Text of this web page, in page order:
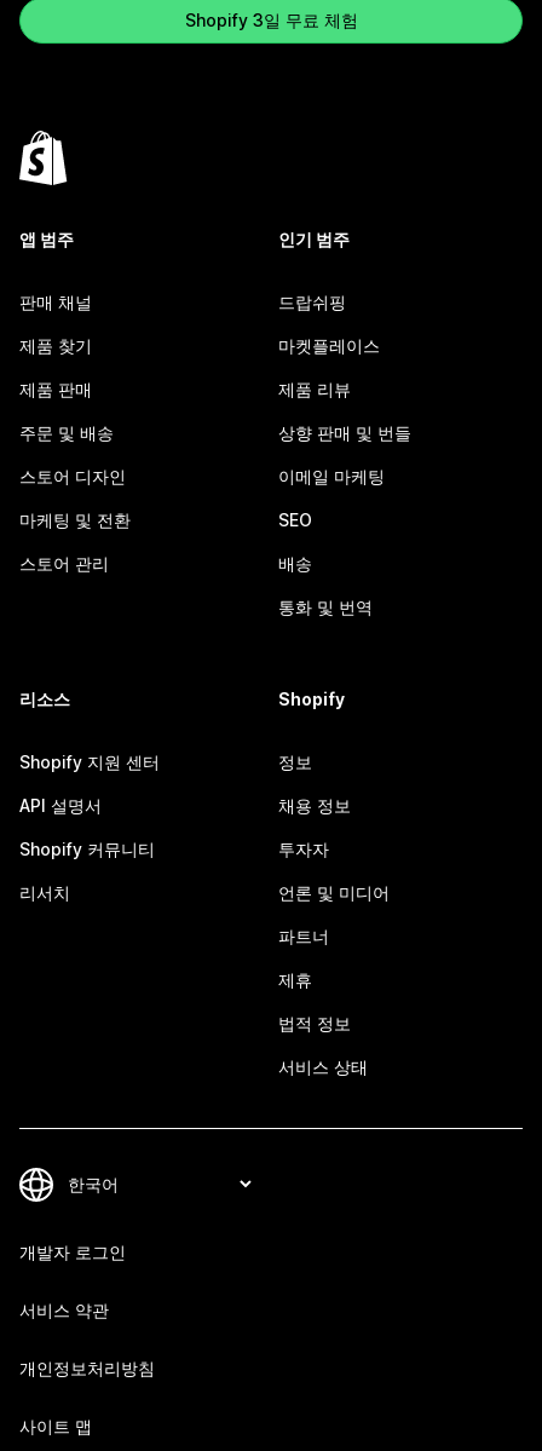
Shopify 3일 무료 체험
앱 범주
판매 채널
제품 찾기
제품 판매
주문 및 배송
스토어 디자인
마케팅 및 전환
스토어 관리
인기 범주
드랍쉬핑
마켓플레이스
제품 리뷰
상향 판매 및 번들
이메일 마케팅
SEO
배송
통화 및 번역
리소스
Shopify 지원 센터
API 설명서
Shopify 커뮤니티
리서치
Shopify
정보
채용 정보
투자자
언론 및 미디어
파트너
제휴
법적 정보
서비스 상태
개발자 로그인
서비스 약관
개인정보처리방침
사이트 맵